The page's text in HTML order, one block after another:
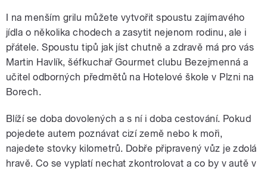
I na menším grilu můžete vytvořit spoustu zajímavého
jídla o několika chodech a zasytit nejenom rodinu, ale i
přátele. Spoustu tipů jak jíst chutně a zdravě má pro vás
Martin Havlík, šéfkuchař Gourmet clubu Bezejmenná a
učitel odborných předmětů na Hotelové škole v Plzni na
Borech.
Blíží se doba dovolených a s ní i doba cestování. Pokud
pojedete autem poznávat cizí země nebo k moři,
najedete stovky kilometrů. Dobře připravený vůz je zdolá
hravě. Co se vyplatí nechat zkontrolovat a co by v autě v